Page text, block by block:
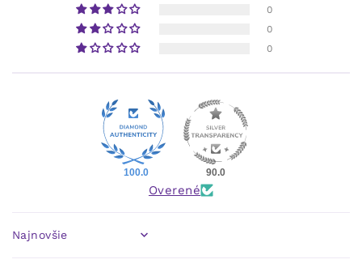
0
0
0
100.0 90.0
Overené
Sort by